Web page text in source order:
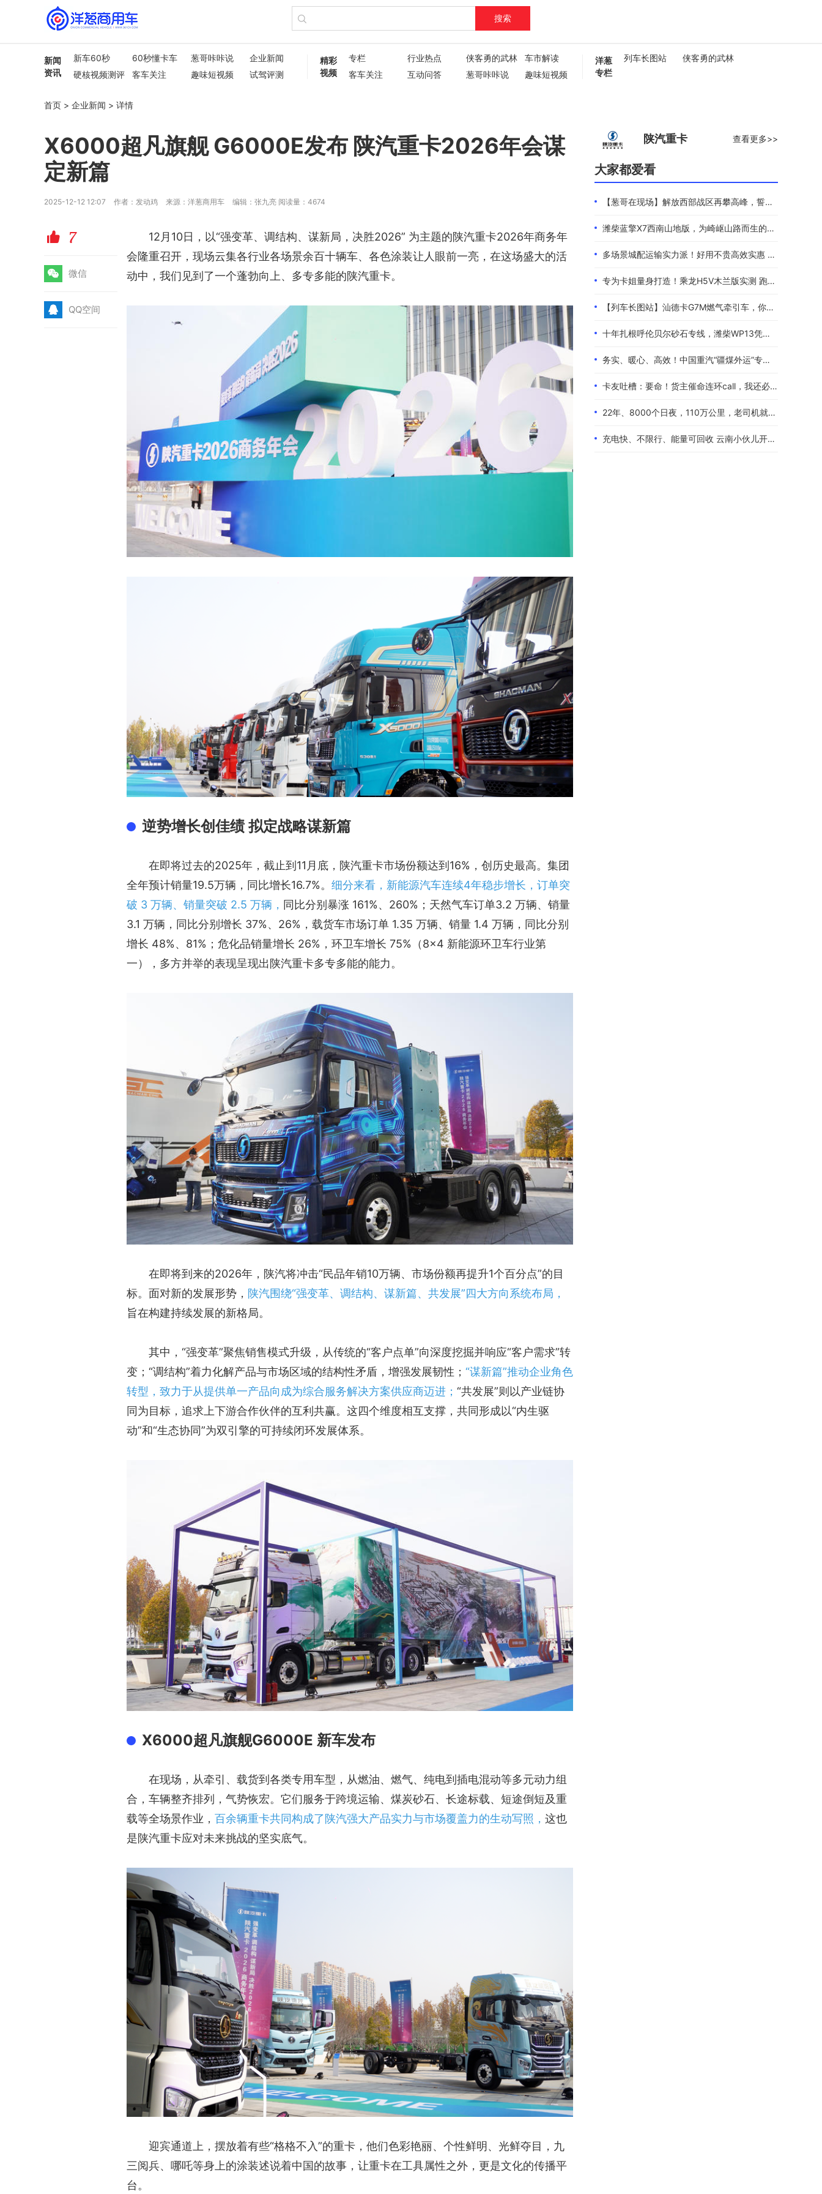
搜索
新闻
资讯
新车60秒 60秒懂卡车 葱哥咔咔说
企业新闻
硬核视频测评
客车关注 趣味短视频
试驾评测
精彩
视频
专栏 行业热点 侠客勇的武林
车市解读
客车关注
互动问答 葱哥咔咔说
趣味短视频
洋葱
专栏
列车长图站 侠客勇的武林
首页 > 企业新闻 > 详情
X6000超凡旗舰 G6000E发布 陕汽重卡2026年会谋
定新篇
2025-12-12 12:07 作者：发动鸡 来源：洋葱商用车 编辑：张九亮 阅读量：4674
赞 7
微 微信
Q QQ空间
12月10日，以“强变革、调结构、谋新局，决胜2026” 为主题的陕汽重卡2026年商务年
会隆重召开，现场云集各行业各场景余百十辆车、各色涂装让人眼前一亮，在这场盛大的活
动中，我们见到了一个蓬勃向上、多专多能的陕汽重卡。
逆势增长创佳绩 拟定战略谋新篇
在即将过去的2025年，截止到11月底，陕汽重卡市场份额达到16%，创历史最高。集团
全年预计销量19.5万辆，同比增长16.7%。 细分来看，新能源汽车连续4年稳步增长，订单突
破 3 万辆、销量突破 2.5 万辆， 同比分别暴涨 161%、260%；天然气车订单3.2 万辆、销量
3.1 万辆，同比分别增长 37%、26%，载货车市场订单 1.35 万辆、销量 1.4 万辆，同比分别
增长 48%、81%；危化品销量增长 26%，环卫车增长 75%（8×4 新能源环卫车行业第
一），多方并举的表现呈现出陕汽重卡多专多能的能力。
在即将到来的2026年，陕汽将冲击“民品年销10万辆、市场份额再提升1个百分点”的目
标。面对新的发展形势， 陕汽围绕“强变革、调结构、谋新篇、共发展”四大方向系统布局，
旨在构建持续发展的新格局。
其中，“强变革”聚焦销售模式升级，从传统的“客户点单”向深度挖掘并响应“客户需求”转
变；“调结构”着力化解产品与市场区域的结构性矛盾，增强发展韧性； “谋新篇”推动企业角色
转型，致力于从提供单一产品向成为综合服务解决方案供应商迈进； “共发展”则以产业链协
同为目标，追求上下游合作伙伴的互利共赢。这四个维度相互支撑，共同形成以“内生驱
动”和“生态协同”为双引擎的可持续闭环发展体系。
X6000超凡旗舰G6000E 新车发布
在现场，从牵引、载货到各类专用车型，从燃油、燃气、纯电到插电混动等多元动力组
合，车辆整齐排列，气势恢宏。它们服务于跨境运输、煤炭砂石、长途标载、短途倒短及重
载等全场景作业， 百余辆重卡共同构成了陕汽强大产品实力与市场覆盖力的生动写照， 这也
是陕汽重卡应对未来挑战的坚实底气。
迎宾通道上，摆放着有些“格格不入”的重卡，他们色彩艳丽、个性鲜明、光鲜夺目，九
三阅兵、哪吒等身上的涂装述说着中国的故事，让重卡在工具属性之外，更是文化的传播平
台。
陕汽重卡 查看更多>>
大家都爱看
【葱哥在现场】解放西部战区再攀高峰，誓夺全年4.4万辆
潍柴蓝擎X7西南山地版，为崎岖山路而生的高效物流伙伴
多场景城配运输实力派！好用不贵高效实惠 101度4米2选蓝擎EHMAX
专为卡姐量身打造！乘龙H5V木兰版实测 跑长途的糟心事全都解决了
【列车长图站】汕德卡G7M燃气牵引车，你是来“搅局”的吧？
十年扎根呼伦贝尔砂石专线，潍柴WP13凭硬核实力伴80后卡友创收增收
务实、暖心、高效！中国重汽“疆煤外运”专属服务政策体验报告
卡友吐槽：要命！货主催命连环call，我还必须四小时歇一次！
22年、8000个日夜，110万公里，老司机就是偏爱中国重汽！
充电快、不限行、能量可回收 云南小伙儿开着现代泓图EV放心跑烂路